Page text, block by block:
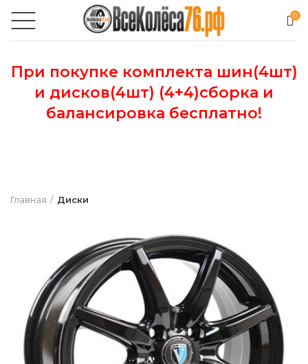
0
При покупке комплекта шин(4шт)
и дисков(4шт) (4+4)сборка и
балансировка бесплатно!
Главная Диски